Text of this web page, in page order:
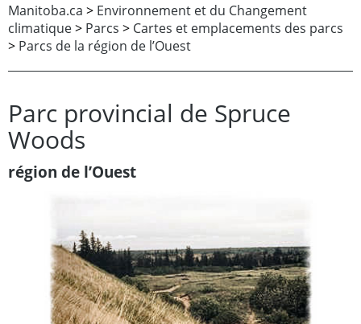
Manitoba.ca > Environnement et du Changement
climatique> Parcs > Cartes et emplacements des parcs
> Parcs de la région de l’Ouest
Parc provincial de Spruce
Woods
région de l’Ouest